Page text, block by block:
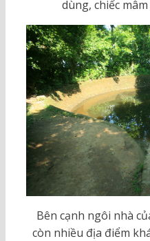
dùng, chiếc
Bên cạnh ngôi nhà
còn nhiều địa điểm